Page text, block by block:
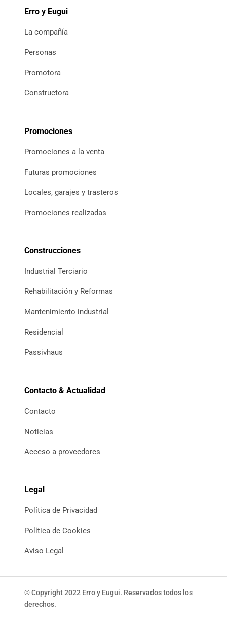
Erro y Eugui
La compañía
Personas
Promotora
Constructora
Promociones
Promociones a la venta
Futuras promociones
Locales, garajes y trasteros
Promociones realizadas
Construcciones
Industrial Terciario
Rehabilitación y Reformas
Mantenimiento industrial
Residencial
Passivhaus
Contacto & Actualidad
Contacto
Noticias
Acceso a proveedores
Legal
Política de Privacidad
Política de Cookies
Aviso Legal
© Copyright 2022 Erro y Eugui. Reservados todos los
derechos.